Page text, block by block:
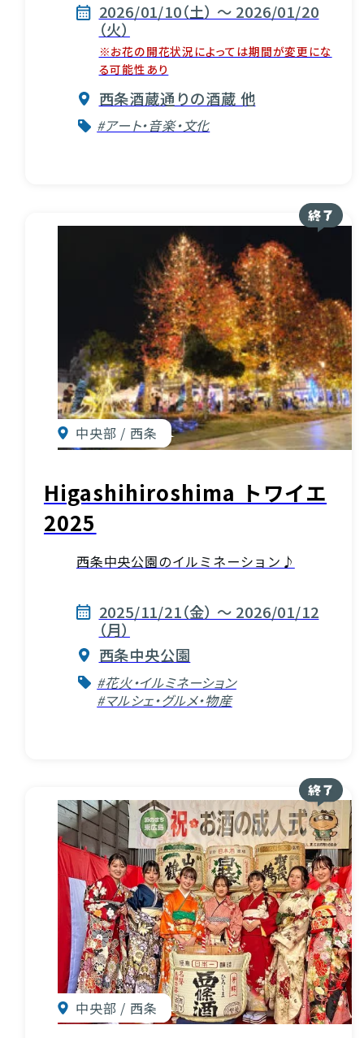
2026/01/10（土） ～ 2026/01/20
（火）
※お花の開花状況によっては期間が変更にな
る可能性あり
西条酒蔵通りの酒蔵 他
#アート・音楽・文化
中央部 / 西条
Higashihiroshima トワイエ
2025
西条中央公園のイルミネーション♪
2025/11/21（金） ～ 2026/01/12
（月）
西条中央公園
#花火・イルミネーション
#マルシェ・グルメ・物産
中央部 / 西条